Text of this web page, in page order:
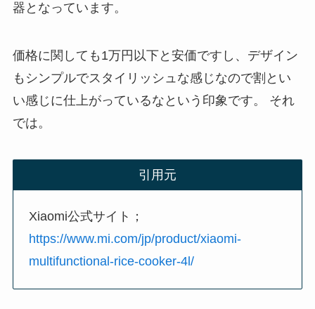
器となっています。
価格に関しても1万円以下と安価ですし、デザイン
もシンプルでスタイリッシュな感じなので割とい
い感じに仕上がっているなという印象です。 それ
では。
引用元
Xiaomi公式サイト；
https://www.mi.com/jp/product/xiaomi-
multifunctional-rice-cooker-4l/